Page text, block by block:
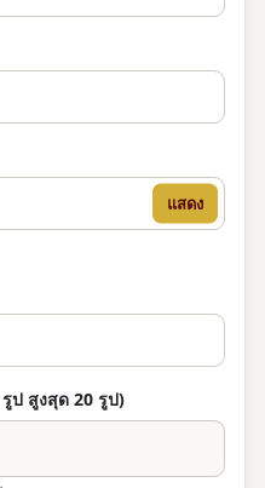
แสดง
ป สูงสุด 20 รูป)